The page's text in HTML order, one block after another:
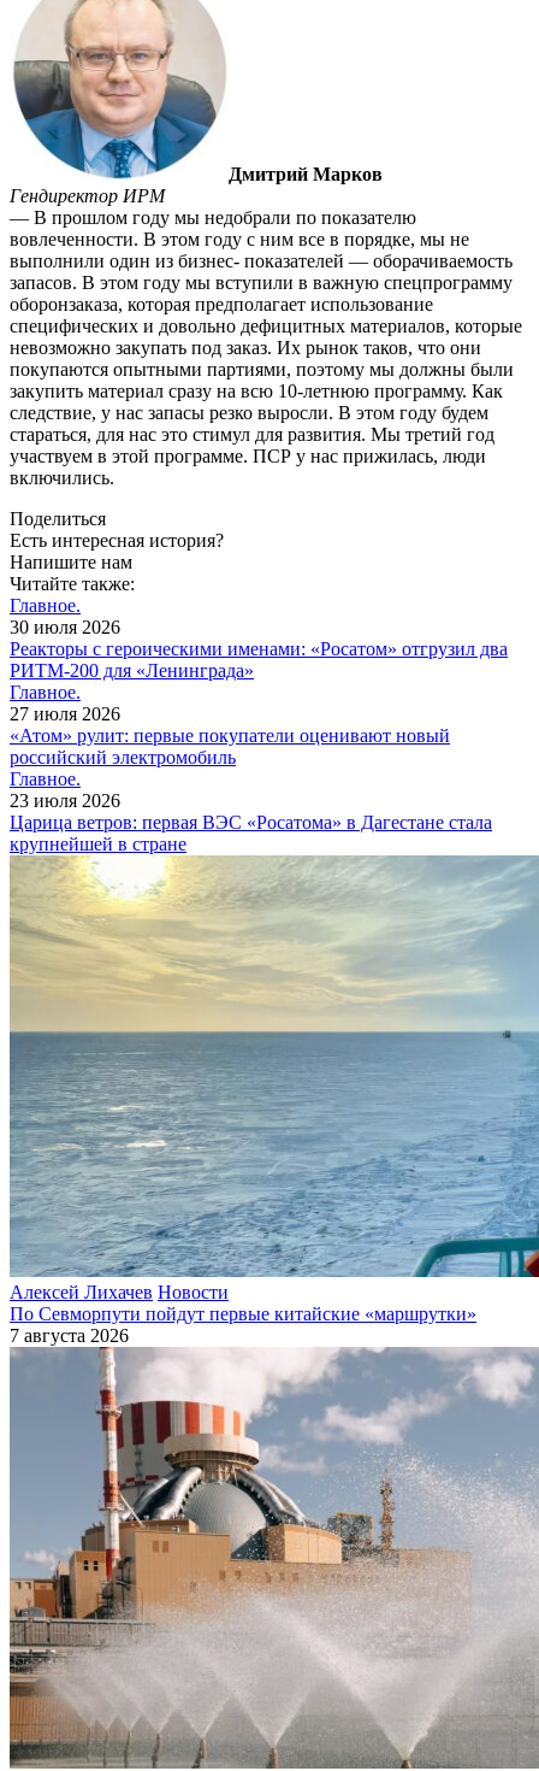
Дмитрий Марков
Гендиректор ИРМ
— В прошлом году мы недобрали по показателю
вовлеченности. В этом году с ним все в порядке, мы не
выполнили один из бизнес- показателей — оборачиваемость
запасов. В этом году мы вступили в важную спецпрограмму
обо­ронзаказа, которая предполагает использование
специфических и довольно дефицитных материа­лов, которые
невозможно заку­пать под заказ. Их рынок таков, что они
покупаются опытными партиями, поэтому мы должны были
закупить материал сразу на всю 10-летнюю программу. Как
следствие, у нас запасы резко выросли. В этом году будем
стараться, для нас это стимул для развития. Мы третий год
участву­ем в этой программе. ПСР у нас прижилась, люди
включились.
Поделиться
Есть интересная история?
Напишите нам
Читайте также:
Главное.
30 июля 2026
Реакторы с героическими именами: «Росатом» отгрузил два
РИТМ-200 для «Ленинграда»
Главное.
27 июля 2026
«Атом» рулит: первые покупатели оценивают новый
российский электромобиль
Главное.
23 июля 2026
Царица ветров: первая ВЭС «Росатома» в Дагестане стала
крупнейшей в стране
Алексей Лихачев Новости
По Севморпути пойдут первые китайские «маршрутки»
7 августа 2026